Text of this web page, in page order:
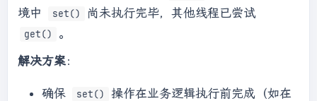
境中
set() 尚未执行完毕，其他线程已尝试
get()
。
解决方案：
确保 set() 操作在业务逻辑执行前完成（如在